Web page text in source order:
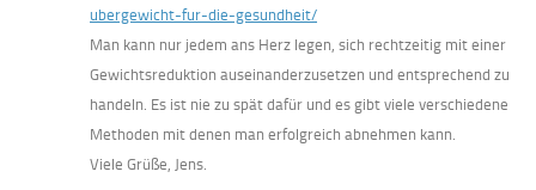
ubergewicht-fur-die-gesundheit/
Man kann nur jedem ans Herz legen, sich rechtzeitig mit einer
Gewichtsreduktion auseinanderzusetzen und entsprechend zu
handeln. Es ist nie zu spät dafür und es gibt viele verschiedene
Methoden mit denen man erfolgreich abnehmen kann.
Viele Grüße, Jens.